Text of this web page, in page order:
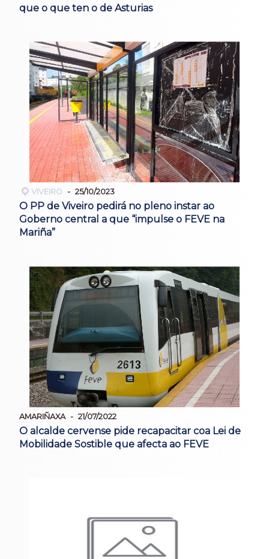
que o que ten o de Asturias
VIVEIRO 25/10/2023
O PP de Viveiro pedirá no pleno instar ao
Goberno central a que “impulse o FEVE na
Mariña”
AMARIÑAXA 21/07/2022
O alcalde cervense pide recapacitar coa Lei de
Mobilidade Sostible que afecta ao FEVE